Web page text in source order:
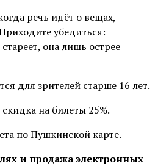
речь идёт о вещах,
убедиться:
она лишь острее
для зрителей старше 16 лет.
на билеты 25%.
по Пушкинской карте.
и продажа электронных